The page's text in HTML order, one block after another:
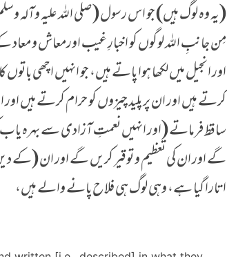
(یہ وہ لوگ ہیں) جو اس رسول (صلی اللہ علیہ وآلہ
مِن جانبِ اللہ لوگوں کو اخبارِ غیب اورمعاش و
اور انجیل میں لکھا ہوا پاتے ہیں، جو انہیں اچھی
کرتے ہیں اور ان پر پلید چیزوں کو حرام کرتے
ساقط فرماتے (اور انہیں نعمتِ آزادی سے بہرہ یاب
گے اور ان کی تعظیم و توقیر کریں گے اور ان
اتارا گیا ہے، وہی لوگ ہی فلاح پانے والے ہیں،